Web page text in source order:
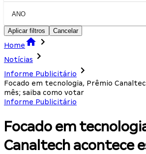
ANO
Aplicar filtros Cancelar
Home
Notícias
Informe Publicitário
Focado em tecnologia, Prêmio
mês; saiba como votar
Informe Publicitário
Focado em
Canaltech acontece